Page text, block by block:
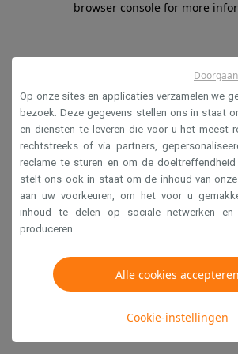
browser console for more
Op onze sites en applicaties verzamelen we
bezoek. Deze gegevens stellen ons in staat
en diensten te leveren die voor u het meest
rechtstreeks of via partners,
reclame te sturen en om de
stelt ons ook in staat om de inhoud van
aan uw voorkeuren, om het voor u
inhoud te delen op sociale netwerken
produceren.
Alle cookies accepteren
Cookie-instellingen